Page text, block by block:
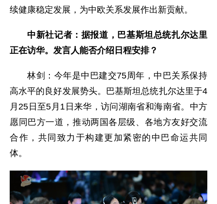
续健康稳定发展，为中欧关系发展作出新贡献。
中新社记者：据报道，巴基斯坦总统扎尔达里
正在访华。发言人能否介绍日程安排？
林剑：今年是中巴建交75周年，中巴关系保持
高水平的良好发展势头。巴基斯坦总统扎尔达里于4
月25日至5月1日来华，访问湖南省和海南省。中方
愿同巴方一道，推动两国各层级、各地方友好交流
合作，共同致力于构建更加紧密的中巴命运共同
体。